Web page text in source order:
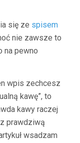
się ze spisem
nie zawsze to
na pewno
wpis zechcesz
kawę”, to
kawy raczej
prawdziwą
wsadzam